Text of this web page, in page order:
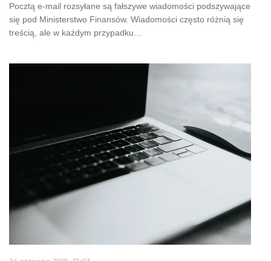
Pocztą e-mail rozsyłane są fałszywe wiadomości podszywające
się pod Ministerstwo Finansów. Wiadomości często różnią się
treścią, ale w każdym przypadku…